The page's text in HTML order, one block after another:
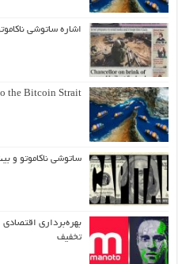
اشاره ساتوشی
the Bitcoin Strait
ساتوشی ناکاموتو و
بهره‌برداری
تخفیف